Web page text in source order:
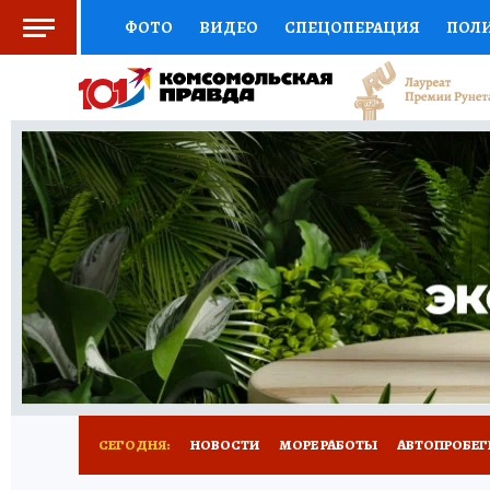
ФОТО ВИДЕО СПЕЦОПЕРАЦИЯ
СОЦПОДДЕРЖКА НАУКА СПОРТ
ВЫБОР ЭКСПЕРТОВ ДОКТОР
КНИЖНАЯ ПОЛКА ПРОГНОЗЫ НА СПОРТ
ПРЕСС-ЦЕНТР НЕДВИЖИМОСТЬ
ВСЕ О КП РАДИО КП ТЕСТЫ НОВОЕ
СЕГОДНЯ: НОВОСТИ МОРЕ РАБОТЫ